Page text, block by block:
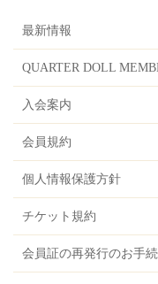
最新情報
QUARTER DOLL
入会案内
会員規約
個人情報保護方針
チケット規約
会員証の再発行のお手続